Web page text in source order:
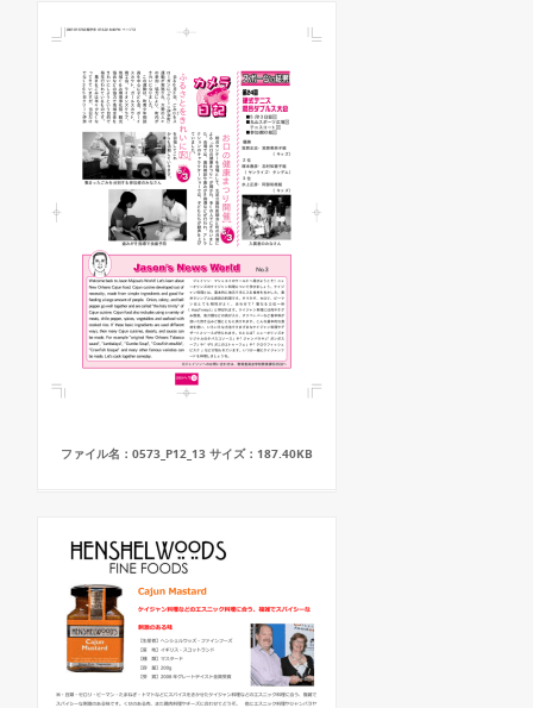
ファイル名：0573_P12_13 サイズ：187.40KB